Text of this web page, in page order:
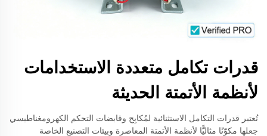
قدرات تكامل متعددة الاستخدامات
لأنظمة الأتمتة الحديثة
تُعتبر قدرات التكامل الاستثنائية لمُكابِح وقابضات التحكم الكهرومغناطيسي
جعلها مكوّنًا مثاليًّا لأنظمة الأتمتة المعاصرة وبيئات التصنيع الخاصة